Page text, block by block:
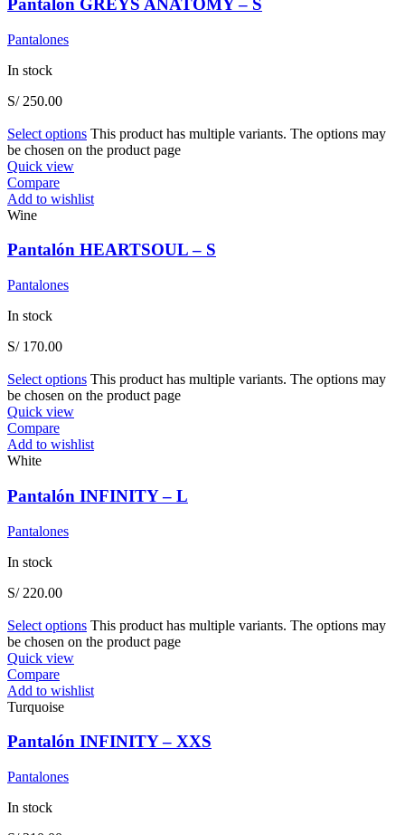
Pantalón GREYS ANATOMY – S
Pantalones
In stock
S/250.00
Select options This product has multiple variants. The options may
be chosen on the product page
Quick view
Compare
Add to wishlist
Wine
Pantalón HEARTSOUL – S
Pantalones
In stock
S/170.00
Select options This product has multiple variants. The options may
be chosen on the product page
Quick view
Compare
Add to wishlist
White
Pantalón INFINITY – L
Pantalones
In stock
S/220.00
Select options This product has multiple variants. The options may
be chosen on the product page
Quick view
Compare
Add to wishlist
Turquoise
Pantalón INFINITY – XXS
Pantalones
In stock